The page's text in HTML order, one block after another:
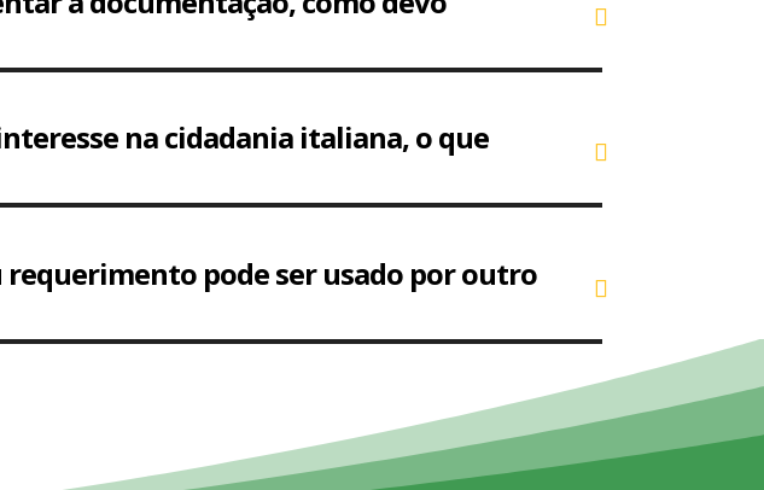
na cidadania italiana, o que
pode ser usado por outro